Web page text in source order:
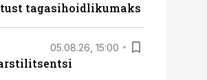
tagasihoidlikumaks
05.08.26, 15:00